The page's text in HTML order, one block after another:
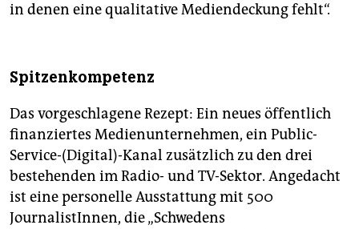
in denen eine qualitative Mediendeckung fehlt“.
Spitzenkompetenz
Das vorgeschlagene Rezept: Ein neues öffentlich
finanziertes Medienunternehmen, ein Public-
Service-(Digital)-Kanal zusätzlich zu den drei
bestehenden im Radio- und TV-Sektor. Angedacht
ist eine personelle Ausstattung mit 500
JournalistInnen, die „Schwedens